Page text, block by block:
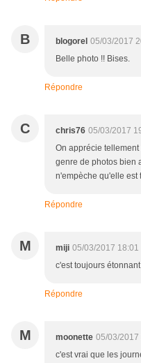
B blogorel 05/03/2017
Belle photo !! Bises.
Répondre
C chris76 05/03/2017
On apprécie
genre de photos bien
n'empèche qu'elle est
Répondre
M miji 05/03/2017 18:01
c'est toujours
Répondre
M moonette 05/03/2017
c'est vrai que les